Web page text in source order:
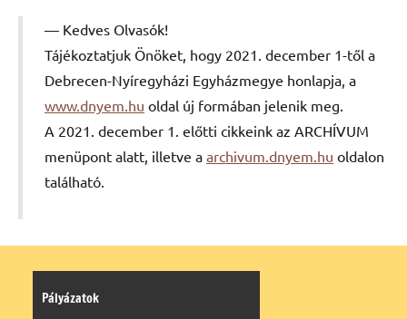
Kedves Olvasók!
Tájékoztatjuk Önöket, hogy 2021. december 1-től a
Debrecen-Nyíregyházi Egyházmegye honlapja, a
www.dnyem.hu oldal új formában jelenik meg.
A 2021. december 1. előtti cikkeink az ARCHÍVUM
menüpont alatt, illetve a archivum.dnyem.hu oldalon
található.
Pályázatok